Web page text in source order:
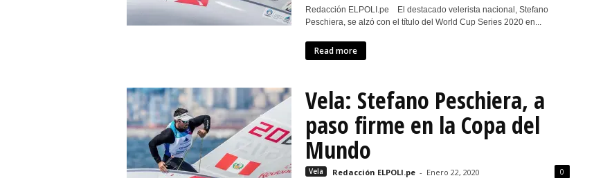
Redacción ELPOLI.pe El destacado velerista nacional, Stefano
Peschiera, se alzó con el título del World Cup Series 2020 en...
Read more
Vela: Stefano Peschiera, a
paso firme en la Copa del
Mundo
Vela Redacción ELPOLI.pe - Enero 22, 2020 0